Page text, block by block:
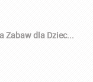
Zabaw dla Dziec...